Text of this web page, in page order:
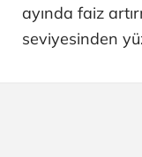
ayında faiz
seviyesinden